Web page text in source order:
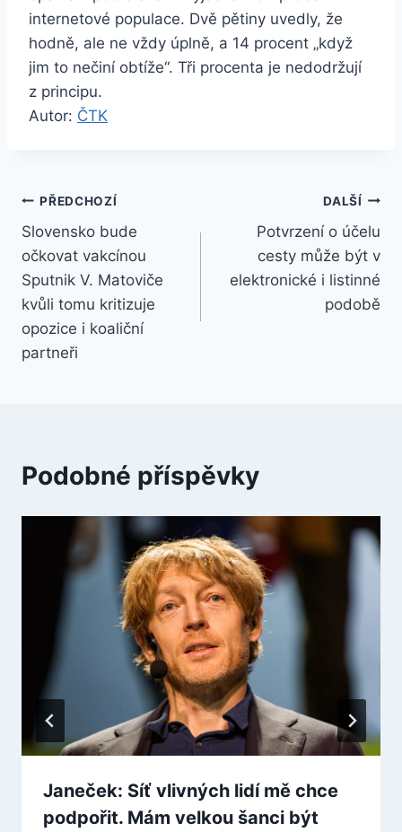
internetové populace. Dvě pětiny uvedly, že
hodně, ale ne vždy úplně, a 14 procent „když
jim to nečiní obtíže“. Tři procenta je nedodržují
z principu.
Autor: ČTK
Navigace
pro
příspěvek
PŘEDCHOZÍ
Slovensko bude
očkovat vakcínou
Sputnik V. Matoviče
kvůli tomu kritizuje
opozice i koaliční
partneři
DALŠÍ
Potvrzení o účelu
cesty může být v
elektronické i listinné
podobě
Podobné příspěvky
Janeček: Síť vlivných lidí mě chce
podpořit. Mám velkou šanci být